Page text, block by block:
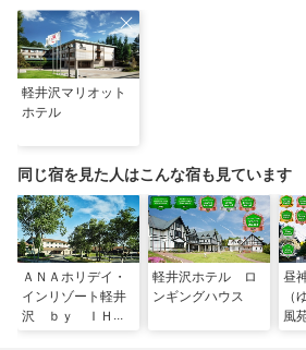
軽井沢マリオット
ホテル
同じ宿を見た人はこんな宿も見ています
ＡＮＡホリデイ・
インリゾート軽井
沢 ｂｙ ＩＨＧ
軽井沢ホテル ロ
ンギングハウス
昼
風